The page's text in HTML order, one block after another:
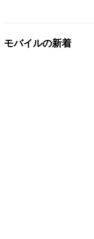
モバイルの新着